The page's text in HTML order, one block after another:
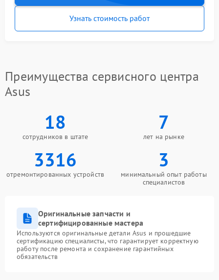
Узнать стоимость работ
Преимущества сервисного центра
Asus
18
сотрудников в штате
7
лет на рынке
3316
отремонтированных устройств
3
минимальный опыт работы
специалистов
Оригинальные запчасти и
сертифицированные мастера
Используются оригинальные детали Asus и прошедшие
сертификацию специалисты, что гарантирует корректную
работу после ремонта и сохранение гарантийных
обязательств